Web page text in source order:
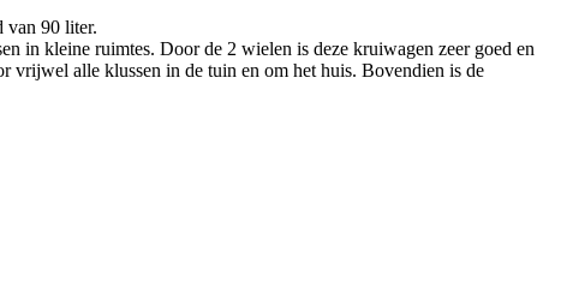
van 90 liter.
in kleine ruimtes. Door de 2 wielen is deze kruiwagen zeer goed en
vrijwel alle klussen in de tuin en om het huis. Bovendien is de